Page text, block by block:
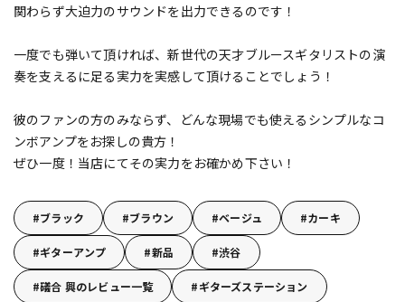
関わらず大迫力のサウンドを出力できるのです！
一度でも弾いて頂ければ、新世代の天才ブルースギタリストの演
奏を支えるに足る実力を実感して頂けることでしょう！
彼のファンの方のみならず、どんな現場でも使えるシンプルなコ
ンボアンプをお探しの貴方！
ぜひ一度！当店にてその実力をお確かめ下さい！
ブラック ブラウン ベージュ カーキ
ギターアンプ 新品 渋谷
礒合 興のレビュー一覧 ギターズステーション